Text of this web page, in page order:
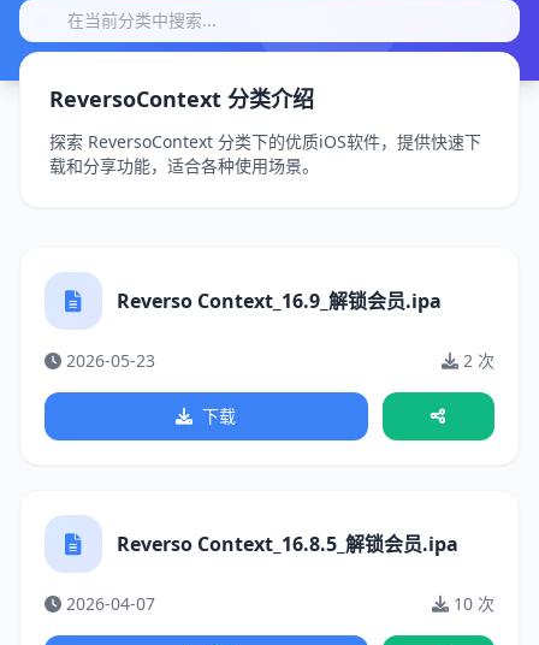
ReversoContext 分类介绍
探索 ReversoContext 分类下的优质iOS软件，提供快速下
载和分享功能，适合各种使用场景。
Reverso Context_16.9_解锁会员.ipa
2026-05-23 2 次
下载
Reverso Context_16.8.5_解锁会员.ipa
2026-04-07 10 次